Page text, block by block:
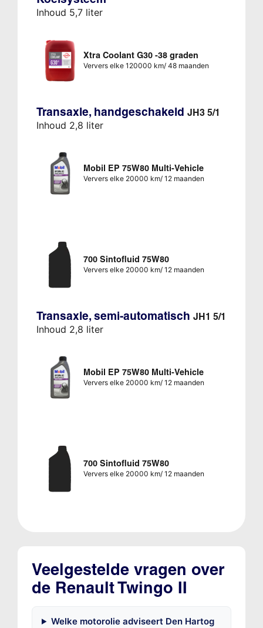
Inhoud 5,7 liter
Xtra Coolant G30 -38 graden
Ververs elke 120000 km/ 48 maanden
Transaxle, handgeschakeld JH3 5/1
Inhoud 2,8 liter
Mobil EP 75W80 Multi-Vehicle
Ververs elke 20000 km/ 12 maanden
700 Sintofluid 75W80
Ververs elke 20000 km/ 12 maanden
Transaxle, semi-automatisch JH1 5/1
Inhoud 2,8 liter
Mobil EP 75W80 Multi-Vehicle
Ververs elke 20000 km/ 12 maanden
700 Sintofluid 75W80
Ververs elke 20000 km/ 12 maanden
Veelgestelde vragen over
de Renault Twingo II
Welke motorolie adviseert Den Hartog